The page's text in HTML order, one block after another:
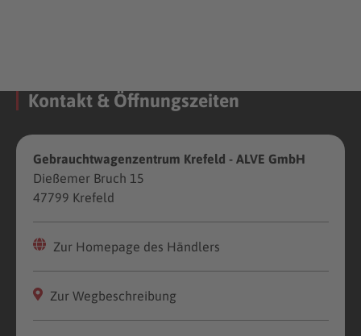
Kontakt & Öffnungszeiten
Gebrauchtwagenzentrum Krefeld - ALVE GmbH
Dießemer Bruch 15
47799 Krefeld
Zur Homepage des Händlers
Zur Wegbeschreibung